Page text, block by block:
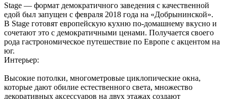
Stage — формат демократичного заведения с качественной
едой был запущен с февраля 2018 года на «Добрынинской».
В Stage готовят европейскую кухню по-домашнему вкусно и
сочетают это с демократичными ценами. Получается своего
рода гастрономическое путешествие по Европе с акцентом на
юг.
Интерьер:
Высокие потолки, многометровые циклопические окна,
которые дают обилие естественного света, множество
декоративных аксессуаров на двух этажах создают